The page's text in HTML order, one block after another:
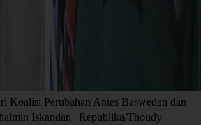
Koalisi Perubahan Anies Baswedan dan
Iskandar. | Republika/Thoudy